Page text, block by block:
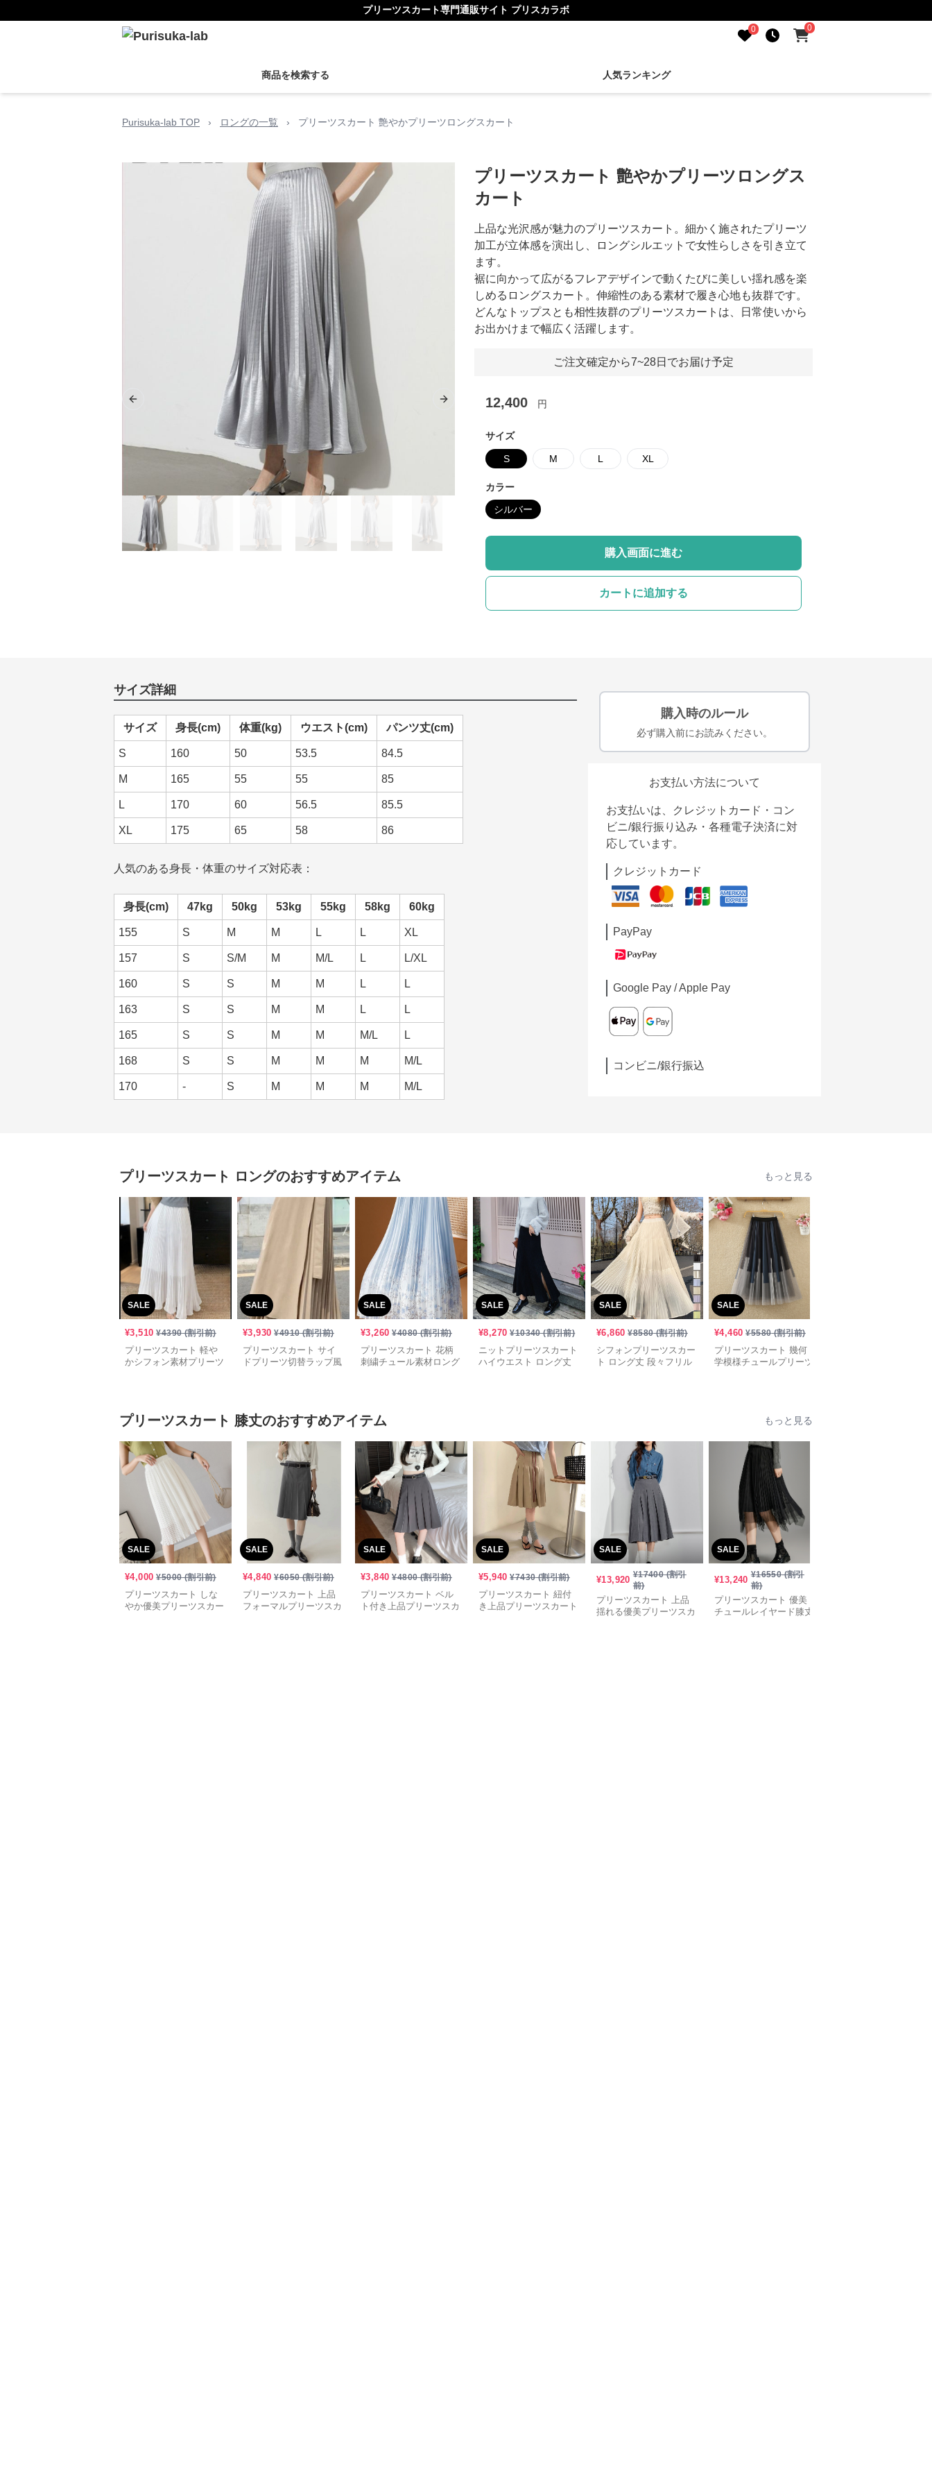
プリーツスカート専門通販サイト プリスカラボ
0 0
商品を検索する 人気ランキング
Purisuka-lab TOP › ロングの一覧 › プリーツスカート 艶やかプリーツロングスカート
Previous slide Next slide
プリーツスカート 艶やかプリーツロングス
カート
上品な光沢感が魅力のプリーツスカート。細かく施されたプリーツ
加工が立体感を演出し、ロングシルエットで女性らしさを引き立て
ます。
裾に向かって広がるフレアデザインで動くたびに美しい揺れ感を楽
しめるロングスカート。伸縮性のある素材で履き心地も抜群です。
どんなトップスとも相性抜群のプリーツスカートは、日常使いから
お出かけまで幅広く活躍します。
ご注文確定から7~28日でお届け予定
12,400 円
サイズ
S M L XL
カラー
シルバー
購入画面に進む
カートに追加する
サイズ詳細
サイズ 身長(cm) 体重(kg) ウエスト(cm) パンツ丈(cm)
S 160 50 53.5 84.5
M 165 55 55 85
L 170 60 56.5 85.5
XL 175 65 58 86
人気のある身長・体重のサイズ対応表：
身長(cm) 47kg 50kg 53kg 55kg 58kg 60kg
155 S M M L L XL
157 S S/M M M/L L L/XL
160 S S M M L L
163 S S M M L L
165 S S M M M/L L
168 S S M M M M/L
170 - S M M M M/L
購入時のルール
必ず購入前にお読みください。
お支払い方法について
お支払いは、クレジットカード・コン
ビニ/銀行振り込み・各種電子決済に対
応しています。
クレジットカード
PayPay
Google Pay / Apple Pay
コンビニ/銀行振込
プリーツスカート ロングのおすすめアイテム もっと見る
SALE
¥3,510 ¥4390(割引前)
プリーツスカート 軽や
かシフォン素材プリーツ
SALE
¥3,930 ¥4910(割引前)
プリーツスカート サイ
ドプリーツ切替ラップ風
SALE
¥3,260 ¥4080(割引前)
プリーツスカート 花柄
刺繍チュール素材ロング
SALE
¥8,270 ¥10340(割引前)
ニットプリーツスカート
ハイウエスト ロング丈
SALE
¥6,860 ¥8580(割引前)
シフォンプリーツスカー
ト ロング丈 段々フリル
SALE
¥4,460 ¥5580(割引前)
プリーツスカート 幾何
学模様チュールプリーツ
プリーツスカート 膝丈のおすすめアイテム もっと見る
SALE
¥4,000 ¥5000(割引前)
プリーツスカート しな
やか優美プリーツスカー
SALE
¥4,840 ¥6050(割引前)
プリーツスカート 上品
フォーマルプリーツスカ
SALE
¥3,840 ¥4800(割引前)
プリーツスカート ベル
ト付き上品プリーツスカ
SALE
¥5,940 ¥7430(割引前)
プリーツスカート 紐付
き上品プリーツスカート
SALE
¥13,920 ¥17400(割引
前)
プリーツスカート 上品
揺れる優美プリーツスカ
SALE
¥13,240 ¥16550(割引
前)
プリーツスカート 優美
チュールレイヤード膝丈